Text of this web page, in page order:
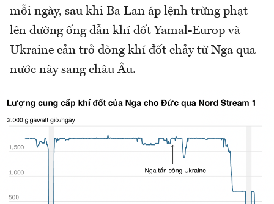
mỗi ngày, sau khi Ba Lan áp lệnh trừng phạt
lên đường ống dẫn khí đốt Yamal-Europ và
Ukraine cản trở dòng khí đốt chảy từ Nga qua
nước này sang châu Âu.